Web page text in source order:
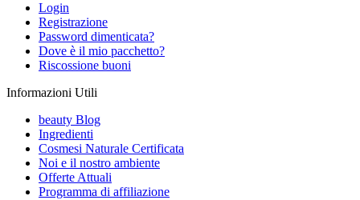
Login
Registrazione
Password dimenticata?
Dove è il mio pacchetto?
Riscossione buoni
Informazioni Utili
beauty Blog
Ingredienti
Cosmesi Naturale Certificata
Noi e il nostro ambiente
Offerte Attuali
Programma di affiliazione